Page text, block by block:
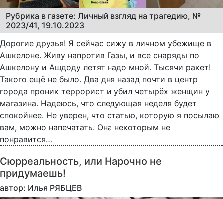
Рубрика в газете: Личный взгляд на трагедию, №
2023/41, 19.10.2023
Дорогие друзья! Я сейчас сижу в личном убежище в
Ашкелоне. Живу напротив Газы, и все снаряды по
Ашкелону и Ашдоду летят надо мной. Тысячи ракет!
Такого ещё не было. Два дня назад почти в центр
города проник террорист и убил четырёх женщин у
магазина. Надеюсь, что следующая неделя будет
спокойнее. Не уверен, что статью, которую я посылаю
вам, можно напечатать. Она некоторым не
понравится…
Сюрреальность, или Нарочно не
придумаешь!
автор: Илья РЯБЦЕВ